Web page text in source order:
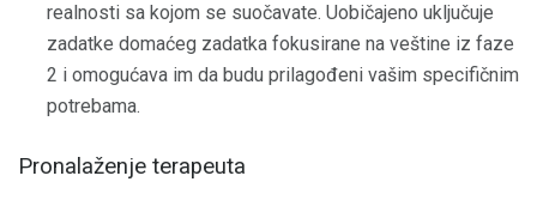
realnosti sa kojom se suočavate. Uobičajeno uključuje
zadatke domaćeg zadatka fokusirane na veštine iz faze
2 i omogućava im da budu prilagođeni vašim specifičnim
potrebama.
Pronalaženje terapeuta